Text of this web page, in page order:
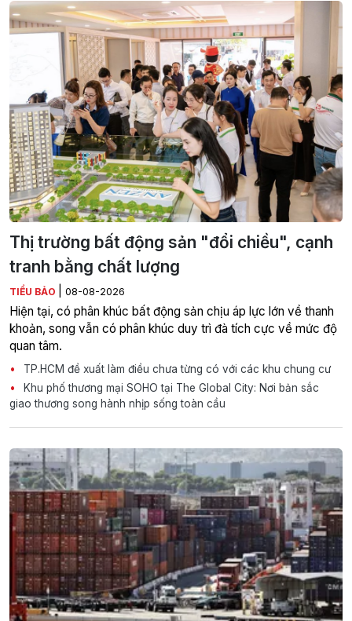
Thị trường bất động sản "đổi chiều", cạnh
tranh bằng chất lượng
TIỂU BẢO 08-08-2026
Hiện tại, có phân khúc bất động sản chịu áp lực lớn về thanh
khoản, song vẫn có phân khúc duy trì đà tích cực về mức độ
quan tâm.
TP.HCM đề xuất làm điều chưa từng có với các khu chung cư
Khu phố thương mại SOHO tại The Global City: Nơi bản sắc
giao thương song hành nhịp sống toàn cầu